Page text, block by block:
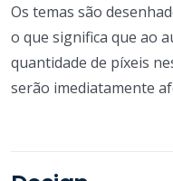
Os temas são
o que significa que ao
quantidade de píxeis
serão imediatamente